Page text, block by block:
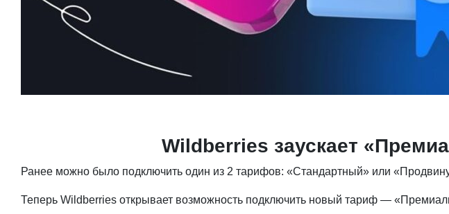
Wildberries заускает
Ранее можно было подключить один из 2 тарифов: «Стандартный» или
Теперь Wildberries открывает возможность подключить новый тариф —